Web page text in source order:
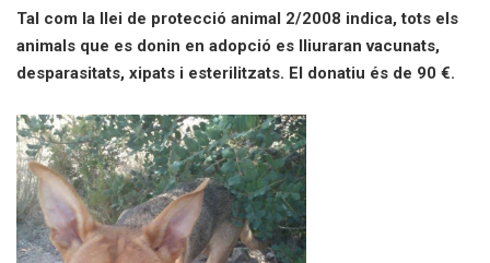
Tal com la llei de protecció animal 2/2008 indica, tots els
animals que es donin en adopció es lliuraran vacunats,
desparasitats, xipats i esterilitzats. El donatiu és de 90 €.